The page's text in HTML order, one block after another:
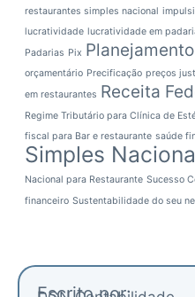
restaurantes simples nacional
lucratividade lucratividade em
Padarias Pix
orçamentário Precificação preços
em restaurantes Receita
Regime Tributário para Clínica de
fiscal para Bar e restaurante saúde
Simples
Nacional para Restaurante Sucesso
financeiro Sustentabilidade do seu